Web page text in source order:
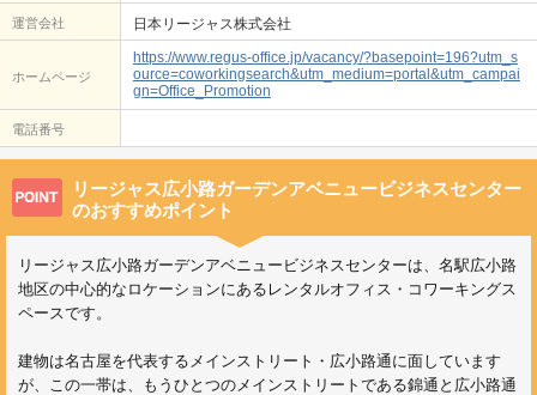
運営会社 日本リージャス株式会社
ホームページ
https://www.regus-office.jp/vacancy/?basepoint=196?utm_s
ource=coworkingsearch&utm_medium=portal&utm_campai
gn=Office_Promotion
電話番号
リージャス広小路ガーデンアベニュービジネスセンター
のおすすめポイント
リージャス広小路ガーデンアベニュービジネスセンターは、名駅広小路
地区の中心的なロケーションにあるレンタルオフィス・コワーキングス
ペースです。
建物は名古屋を代表するメインストリート・広小路通に面しています
が、この一帯は、もうひとつのメインストリートである錦通と広小路通